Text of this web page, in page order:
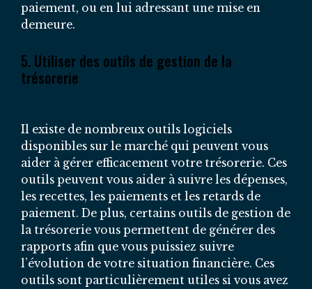
paiement, ou en lui adressant une mise en
demeure.
5. Utiliser des outils de gestion de la
trésorerie
Il existe de nombreux outils logiciels
disponibles sur le marché qui peuvent vous
aider à gérer efficacement votre trésorerie. Ces
outils peuvent vous aider à suivre les dépenses,
les recettes, les paiements et les retards de
paiement. De plus, certains outils de gestion de
la trésorerie vous permettent de générer des
rapports afin que vous puissiez suivre
l’évolution de votre situation financière. Ces
outils sont particulièrement utiles si vous avez